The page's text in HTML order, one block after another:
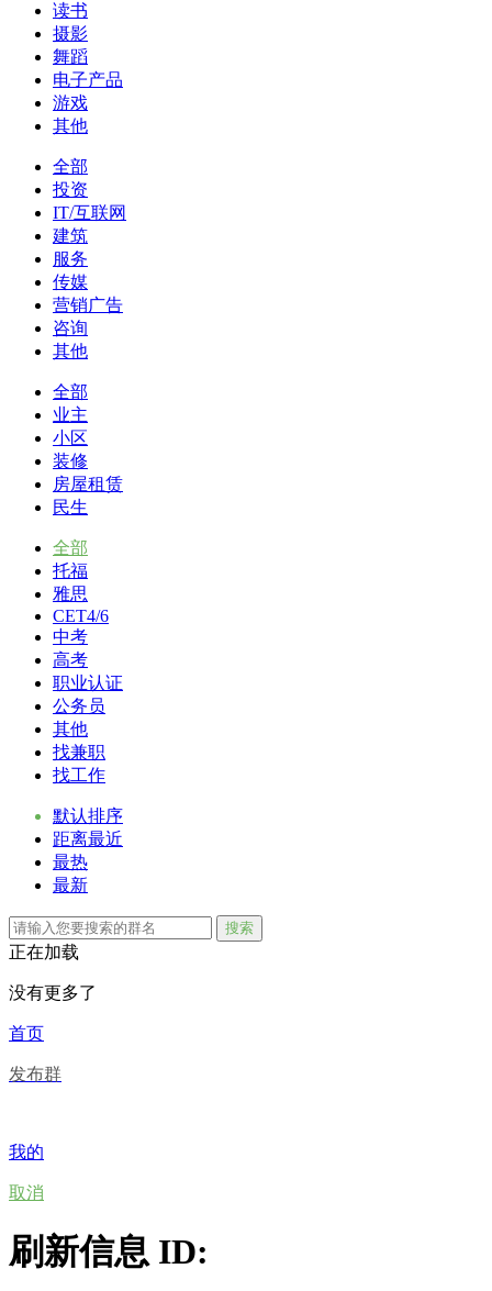
读书
摄影
舞蹈
电子产品
游戏
其他
全部
投资
IT/互联网
建筑
服务
传媒
营销广告
咨询
其他
全部
业主
小区
装修
房屋租赁
民生
全部
托福
雅思
CET4/6
中考
高考
职业认证
公务员
其他
找兼职
找工作
默认排序
距离最近
最热
最新
搜索
正在加载
没有更多了
首页
发布群
我的
取消
刷新信息 ID: